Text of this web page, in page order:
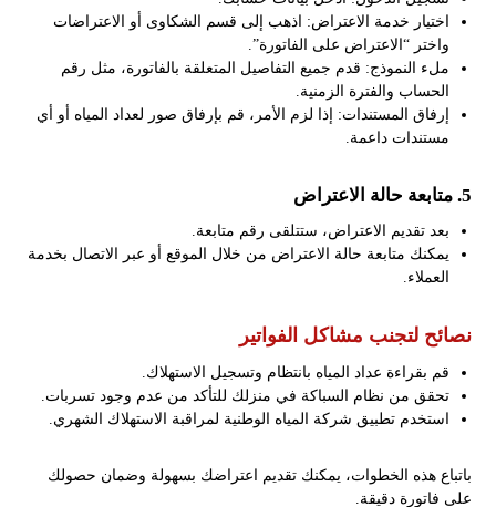
اختيار خدمة الاعتراض: اذهب إلى قسم الشكاوى أو الاعتراضات
واختر “الاعتراض على الفاتورة”.
ملء النموذج: قدم جميع التفاصيل المتعلقة بالفاتورة، مثل رقم
الحساب والفترة الزمنية.
إرفاق المستندات: إذا لزم الأمر، قم بإرفاق صور لعداد المياه أو أي
مستندات داعمة.
5. متابعة حالة الاعتراض
بعد تقديم الاعتراض، ستتلقى رقم متابعة.
يمكنك متابعة حالة الاعتراض من خلال الموقع أو عبر الاتصال بخدمة
العملاء.
نصائح لتجنب مشاكل الفواتير
قم بقراءة عداد المياه بانتظام وتسجيل الاستهلاك.
تحقق من نظام السباكة في منزلك للتأكد من عدم وجود تسربات.
استخدم تطبيق شركة المياه الوطنية لمراقبة الاستهلاك الشهري.
باتباع هذه الخطوات، يمكنك تقديم اعتراضك بسهولة وضمان حصولك
على فاتورة دقيقة.